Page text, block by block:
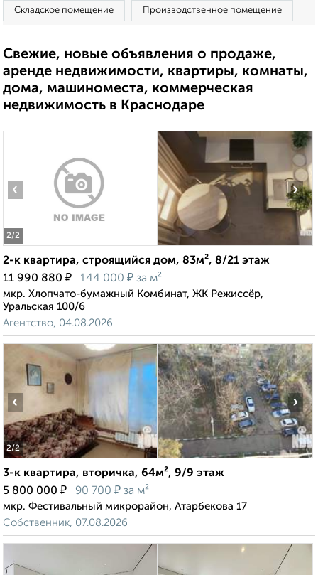
Складское помещение Производственное помещение
Свежие, новые объявления о продаже,
аренде недвижимости, квартиры, комнаты,
дома, машиноместа, коммерческая
недвижимость в Краснодаре
2/2
‹ ›
2-к квартира, строящийся дом, 83м², 8/21 этаж
11 990 880 ₽ 144 000 ₽ за м²
мкр. Хлопчато-бумажный Комбинат, ЖК Режиссёр,
Уральская 100/6
Агентство, 04.08.2026
2/2
‹ ›
3-к квартира, вторичка, 64м², 9/9 этаж
5 800 000 ₽ 90 700 ₽ за м²
мкр. Фестивальный микрорайон, Атарбекова 17
Собственник, 07.08.2026